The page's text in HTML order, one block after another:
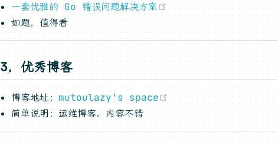
一套优雅的 Go 错误问题解决方案
如题，值得看
3，优秀博客
博客地址： mutoulazy's space
简单说明：运维博客，内容不错